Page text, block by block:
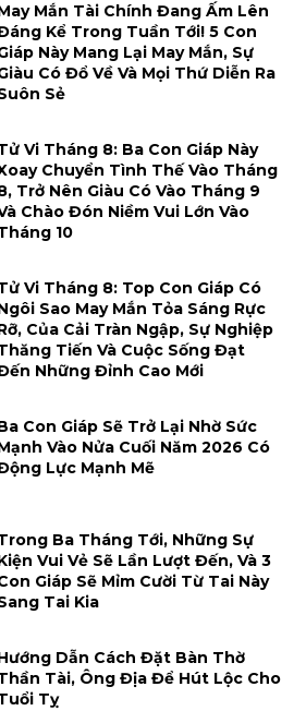
Mắn Tài Chính Đang Ấm Lên
Kể Trong Tuần Tới! 5 Con
Này Mang Lại May Mắn, Sự
Có Đổ Về Và Mọi Thứ Diễn Ra
Sẻ
Vi Tháng 8: Ba Con Giáp Này
Chuyển Tình Thế Vào Tháng
Trở Nên Giàu Có Vào Tháng 9
Chào Đón Niềm Vui Lớn Vào
10
Vi Tháng 8: Top Con Giáp Có
Sao May Mắn Tỏa Sáng Rực
Của Cải Tràn Ngập, Sự Nghiệp
Tiến Và Cuộc Sống Đạt
Những Đỉnh Cao Mới
Con Giáp Sẽ Trở Lại Nhờ Sức
Vào Nửa Cuối Năm 2026 Có
Lực Mạnh Mẽ
Ba Tháng Tới, Những Sự
Vui Vẻ Sẽ Lần Lượt Đến, Và 3
Giáp Sẽ Mỉm Cười Từ Tai Này
Tai Kia
Dẫn Cách Đặt Bàn Thờ
Tài, Ông Địa Để Hút Lộc Cho
Tỵ